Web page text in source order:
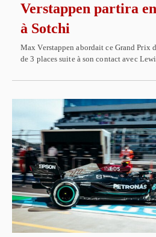
Verstappen partira
à Sotchi
Max Verstappen abordait ce Grand Prix
de 3 places suite à son contact avec